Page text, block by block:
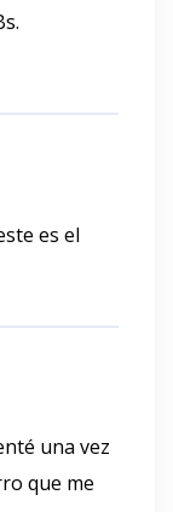
es el
una vez
que me